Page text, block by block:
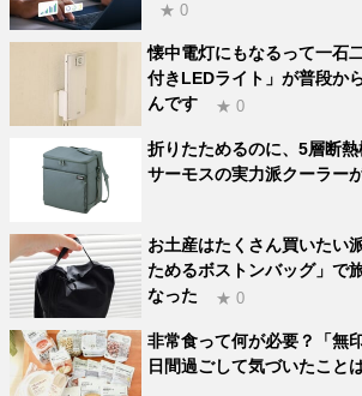
★ 0
懐中電灯にもなるって一石
付きLEDライト」が普段か
んです
★ 0
折りたためるのに、5層断熱
サーモスの実力派クーラー
お土産はたくさん買いたい
ためるボストンバッグ」で
なった
★ 0
非常食って何が必要？「無
日間過ごして気づいたこと